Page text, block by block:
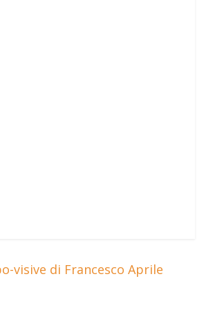
visive di Francesco Aprile